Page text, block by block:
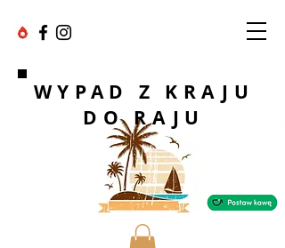
WYPAD Z KRAJU
DO RAJU